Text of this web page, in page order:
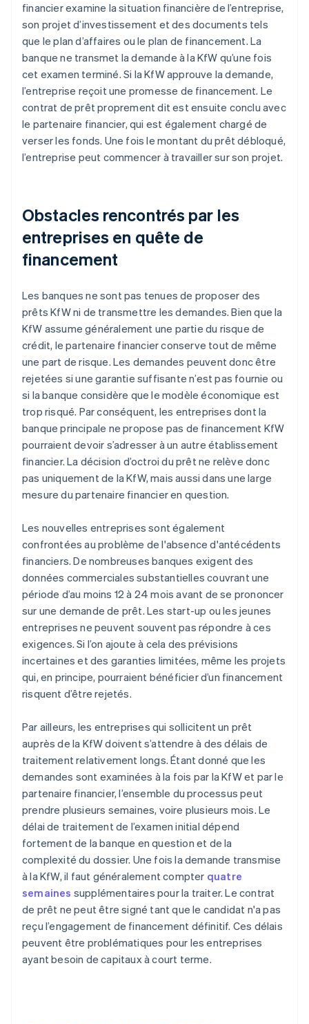
financier examine la situation financière de l’entreprise,
son projet d’investissement et des documents tels
que le plan d’affaires ou le plan de financement. La
banque ne transmet la demande à la KfW qu’une fois
cet examen terminé. Si la KfW approuve la demande,
l’entreprise reçoit une promesse de financement. Le
contrat de prêt proprement dit est ensuite conclu avec
le partenaire financier, qui est également chargé de
verser les fonds. Une fois le montant du prêt débloqué,
l’entreprise peut commencer à travailler sur son projet.
Obstacles rencontrés par les
entreprises en quête de
financement
Les banques ne sont pas tenues de proposer des
prêts KfW ni de transmettre les demandes. Bien que la
KfW assume généralement une partie du risque de
crédit, le partenaire financier conserve tout de même
une part de risque. Les demandes peuvent donc être
rejetées si une garantie suffisante n’est pas fournie ou
si la banque considère que le modèle économique est
trop risqué. Par conséquent, les entreprises dont la
banque principale ne propose pas de financement KfW
pourraient devoir s’adresser à un autre établissement
financier. La décision d’octroi du prêt ne relève donc
pas uniquement de la KfW, mais aussi dans une large
mesure du partenaire financier en question.
Les nouvelles entreprises sont également
confrontées au problème de l'absence d'antécédents
financiers. De nombreuses banques exigent des
données commerciales substantielles couvrant une
période d’au moins 12 à 24 mois avant de se prononcer
sur une demande de prêt. Les start-up ou les jeunes
entreprises ne peuvent souvent pas répondre à ces
exigences. Si l’on ajoute à cela des prévisions
incertaines et des garanties limitées, même les projets
qui, en principe, pourraient bénéficier d’un financement
risquent d’être rejetés.
Par ailleurs, les entreprises qui sollicitent un prêt
auprès de la KfW doivent s’attendre à des délais de
traitement relativement longs. Étant donné que les
demandes sont examinées à la fois par la KfW et par le
partenaire financier, l’ensemble du processus peut
prendre plusieurs semaines, voire plusieurs mois. Le
délai de traitement de l’examen initial dépend
fortement de la banque en question et de la
complexité du dossier. Une fois la demande transmise
à la KfW, il faut généralement compter quatre
semaines supplémentaires pour la traiter. Le contrat
de prêt ne peut être signé tant que le candidat n'a pas
reçu l’engagement de financement définitif. Ces délais
peuvent être problématiques pour les entreprises
ayant besoin de capitaux à court terme.